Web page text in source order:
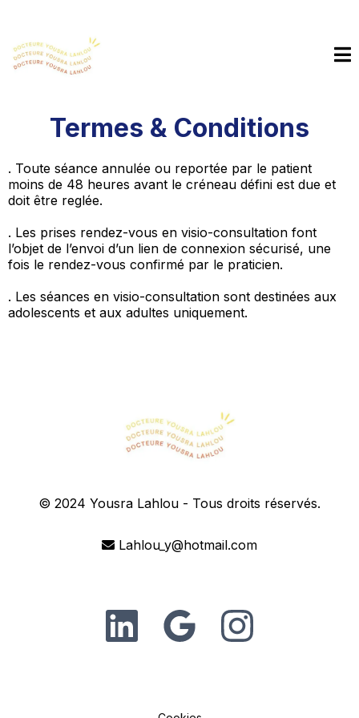
Termes & Conditions
. Toute séance annulée ou reportée par le patient
moins de 48 heures avant le créneau défini est due et
doit être reglée.
. Les prises rendez-vous en visio-consultation font
l’objet de l’envoi d’un lien de connexion sécurisé, une
fois le rendez-vous confirmé par le praticien.
. Les séances en visio-consultation sont destinées aux
adolescents et aux adultes uniquement.
© 2024 Yousra Lahlou - Tous droits réservés.
Lahlou_y@hotmail.com